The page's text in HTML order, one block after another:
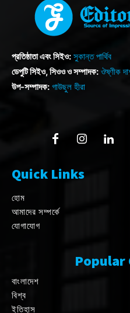
প্রতিষ্ঠাতা এবং সিইও: সুকান্ত পার্থিব
ডেপুটি সিইও, সিওও ও সম্পাদক: ঔষ্ণীক
উপ-সম্পাদক: গাউছুল হীরা
Quick Links
হোম
আমাদের সম্পর্কে
যোগাযোগ
Popular
বাংলাদেশ
বিশ্ব
ইতিহাস